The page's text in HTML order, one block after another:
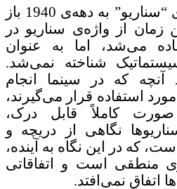
تاریخ استفاده از واژه‌ی “سناریو” به دهه‌ی 1940 باز
زمان از واژه‌ی سناریو در
می‌شد، اما به عنوان
شناخته نمی‌شد.
آنچه که در سینما انجام
استفاده قرار می‌گیرند،
کاملاً قابل درک،
نگاهی از دریچه و
که در این نگاه به آینده،
منطقی است و اتفاقاتی
اتفاق نمی‌افتد.